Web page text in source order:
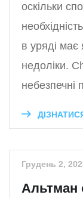
оскільки
в уряді має
недоліки.
небезпечні
Грудень 2,
Альтман